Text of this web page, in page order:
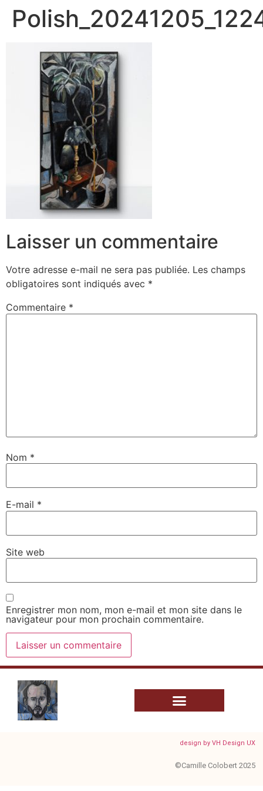
Laisser un commentaire
Votre adresse e-mail ne sera pas publiée. Les champs
obligatoires sont indiqués avec *
Commentaire *
Nom *
E-mail *
Site web
Enregistrer mon nom, mon e-mail et mon site dans le
navigateur pour mon prochain commentaire.
design by VH Design UX
©Camille Colobert 2025